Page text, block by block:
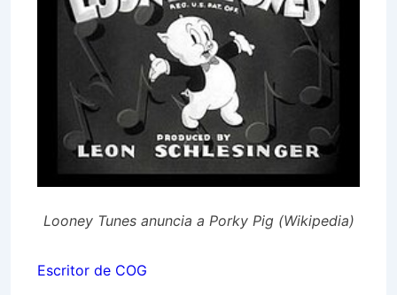
Looney Tunes anuncia a Porky Pig (Wikipedia)
Escritor de COG